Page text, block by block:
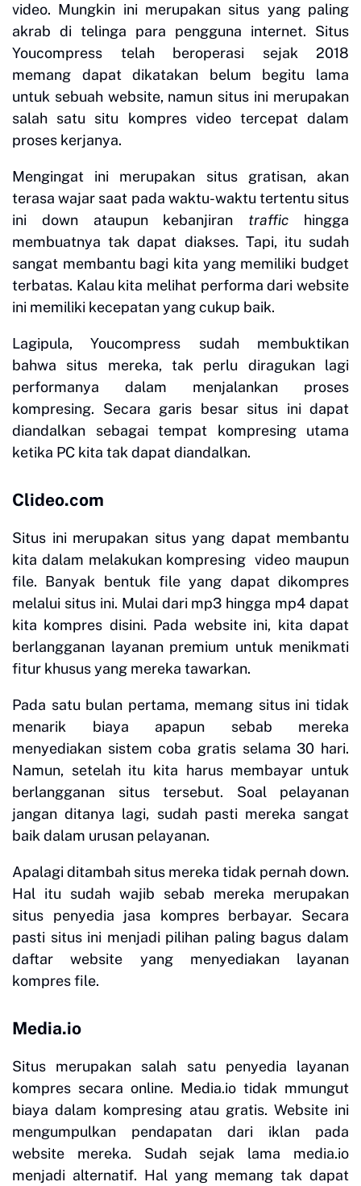
video. Mungkin ini merupakan situs yang paling
akrab di telinga para pengguna internet. Situs
Youcompress telah beroperasi sejak 2018
memang dapat dikatakan belum begitu lama
untuk sebuah website, namun situs ini merupakan
salah satu situ kompres video tercepat dalam
proses kerjanya.
Mengingat ini merupakan situs gratisan, akan
terasa wajar saat pada waktu-waktu tertentu situs
ini down ataupun kebanjiran traffic hingga
membuatnya tak dapat diakses. Tapi, itu sudah
sangat membantu bagi kita yang memiliki budget
terbatas. Kalau kita melihat performa dari website
ini memiliki kecepatan yang cukup baik.
Lagipula, Youcompress sudah membuktikan
bahwa situs mereka, tak perlu diragukan lagi
performanya dalam menjalankan proses
kompresing. Secara garis besar situs ini dapat
diandalkan sebagai tempat kompresing utama
ketika PC kita tak dapat diandalkan.
Clideo.com
Situs ini merupakan situs yang dapat membantu
kita dalam melakukan kompresing video maupun
file. Banyak bentuk file yang dapat dikompres
melalui situs ini. Mulai dari mp3 hingga mp4 dapat
kita kompres disini. Pada website ini, kita dapat
berlangganan layanan premium untuk menikmati
fitur khusus yang mereka tawarkan.
Pada satu bulan pertama, memang situs ini tidak
menarik biaya apapun sebab mereka
menyediakan sistem coba gratis selama 30 hari.
Namun, setelah itu kita harus membayar untuk
berlangganan situs tersebut. Soal pelayanan
jangan ditanya lagi, sudah pasti mereka sangat
baik dalam urusan pelayanan.
Apalagi ditambah situs mereka tidak pernah down.
Hal itu sudah wajib sebab mereka merupakan
situs penyedia jasa kompres berbayar. Secara
pasti situs ini menjadi pilihan paling bagus dalam
daftar website yang menyediakan layanan
kompres file.
Media.io
Situs merupakan salah satu penyedia layanan
kompres secara online. Media.io tidak mmungut
biaya dalam kompresing atau gratis. Website ini
mengumpulkan pendapatan dari iklan pada
website mereka. Sudah sejak lama media.io
menjadi alternatif. Hal yang memang tak dapat